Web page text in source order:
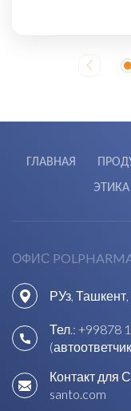
ГЛАВНАЯ
ОФИС
РУз,
Тел.: +99878
Контакт для
santo.com